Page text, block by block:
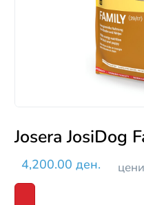
Josera JosiDog
4,200.00 ден.